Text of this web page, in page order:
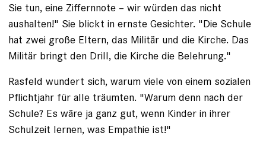
Sie tun, eine Ziffernnote – wir ­würden das nicht
aushalten!" Sie blickt in ernste Gesichter. "Die Schule
hat zwei große Eltern, das Militär und die Kirche. Das
Militär bringt den Drill, die Kirche die Belehrung."
Rasfeld wundert sich, warum viele von einem sozialen
Pflichtjahr für alle träumten. ­"Warum denn nach der
Schule? Es wäre ja ganz gut, wenn Kinder in ihrer
Schulzeit lernen, was Empathie ist!"